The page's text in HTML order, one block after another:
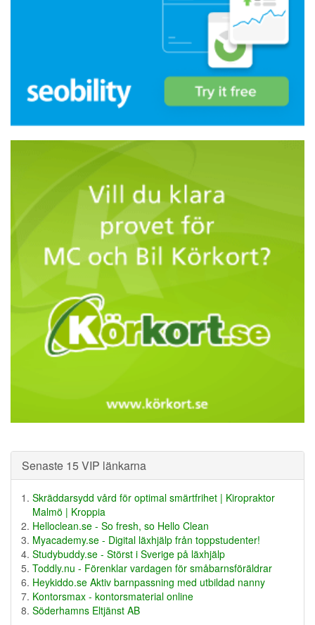
Senaste 15 VIP länkarna
Skräddarsydd vård för optimal smärtfrihet | Kiropraktor
Malmö | Kroppia
Helloclean.se - So fresh, so Hello Clean
Myacademy.se - Digital läxhjälp från toppstudenter!
Studybuddy.se - Störst i Sverige på läxhjälp
Toddly.nu - Förenklar vardagen för småbarnsföräldrar
Heykiddo.se Aktiv barnpassning med utbildad nanny
Kontorsmax - kontorsmaterial online
Söderhamns Eltjänst AB